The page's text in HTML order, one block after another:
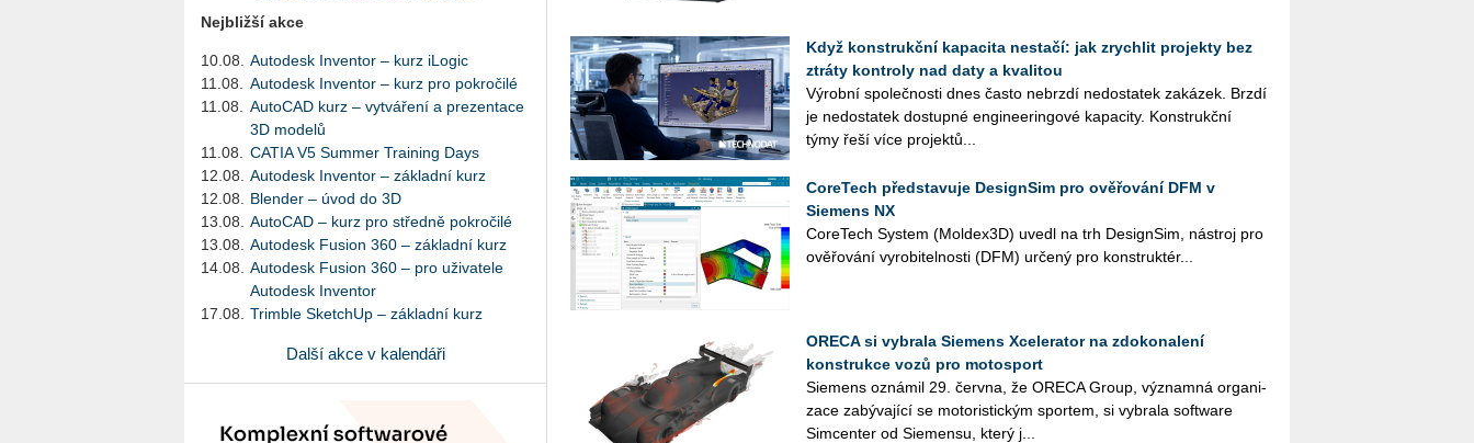
Nejbližší akce
10.08.
Autodesk Inventor – kurz iLogic
11.08.
Autodesk Inventor – kurz pro pokročilé
11.08.
AutoCAD kurz – vytváření a prezentace
3D modelů
11.08.
CATIA V5 Summer Training Days
12.08.
Autodesk Inventor – základní kurz
12.08.
Blender – úvod do 3D
13.08.
AutoCAD – kurz pro středně pokročilé
13.08.
Autodesk Fusion 360 – základní kurz
14.08.
Autodesk Fusion 360 – pro uživatele
Autodesk Inventor
17.08.
Trimble SketchUp – základní kurz
Další akce v kalendáři
Když konstrukční kapacita nestačí: jak zrychlit projekty bez
ztráty kontroly nad daty a kvalitou
Vý­rob­ní spo­leč­nos­ti dnes často ne­brz­dí ne­do­sta­tek za­ká­zek. Brzdí
je ne­do­sta­tek do­stup­né en­gi­nee­rin­go­vé ka­pa­ci­ty. Kon­strukč­ní
týmy řeší více pro­jek­tů...
CoreTech představuje DesignSim pro ověřování DFM v
Siemens NX
Co­re­Tech Sys­tem (Mol­dex­3D) uvedl na trh De­sign­Sim, ná­stroj pro
ově­řo­vá­ní vy­ro­bi­tel­nos­ti (DFM) ur­če­ný pro kon­struk­té­r...
ORECA si vybrala Siemens Xcelerator na zdokonalení
konstrukce vozů pro motosport
Sie­mens ozná­mil 29. červ­na, že ORE­CA Group, vý­znam­ná or­ga­ni­
za­ce za­bý­va­jí­cí se mo­to­ris­tic­kým spor­tem, si vy­bra­la soft­ware
Sim­cen­ter od Sie­men­su, který j...